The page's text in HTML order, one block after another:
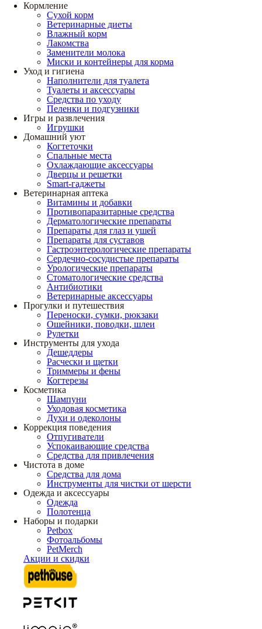
Кормление
Сухой корм
Ветеринарные диеты
Влажный корм
Лакомства
Заменители молока
Миски и контейнеры для корма
Уход и гигиена
Наполнители для туалета
Туалеты и аксессуары
Средства по уходу
Пеленки и подгузники
Игры и развлечения
Игрушки
Домашний уют
Когтеточки
Спальные места
Охлаждающие аксессуары
Дверцы и решетки
Smart-гаджеты
Ветеринарная аптека
Витамины и добавки
Противопаразитарные средства
Дерматологические препараты
Препараты для глаз и ушей
Препараты для суставов
Гастроэнтерологические препараты
Сердечно-сосудистые препараты
Урологические препараты
Стоматологические средства
Антибиотики
Ветеринарные аксессуары
Прогулки и путешествия
Переноски, сумки, рюкзаки
Ошейники, поводки, шлеи
Рулетки
Инструменты для ухода
Дешеддеры
Расчески и щетки
Триммеры и фены
Когтерезы
Косметика
Шампуни
Уходовая косметика
Духи и одеколоны
Коррекция поведения
Отпугиватели
Успокаивающие средства
Средства для привлечения
Чистота в доме
Средства для дома
Инструменты для чистки от шерсти
Одежда и аксессуары
Одежда
Полотенца
Наборы и подарки
Petbox
Фотоальбомы
PetMerch
Акции и скидки